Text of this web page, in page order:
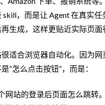
skill，而是让 Agent 在真实任
生成，这样更贴近实际页面
适合浏览器自动化。因为
“怎么点击按钮”，而是：
网站的登录后页面怎么跳转。